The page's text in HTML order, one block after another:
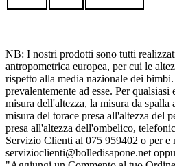
NB: I nostri prodotti sono tutti
antropometrica europea, per cui le
rispetto alla media nazionale dei
prevalentemente ad esse. Per
misura dell'altezza, la misura da spalla
misura del torace presa all'altezza del
presa all'altezza dell'ombelico,
Servizio Clienti al 075 959402 o per e
servizioclienti@bolledisapone.net